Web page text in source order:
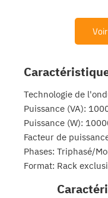
Technologie de
Puissance (VA):
Puissance (W):
Facteur de
Phases: Triphasé/
Format: Rack